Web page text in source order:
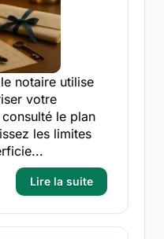
notaire utilise
votre
le plan
les limites
Lire la suite